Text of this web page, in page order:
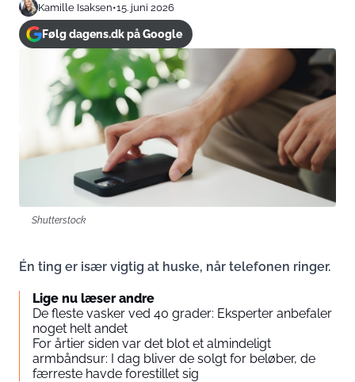
Kamille Isaksen•15. juni 2026
Følg dagens.dk på Google
Shutterstock
Én ting er især vigtig at huske, når telefonen ringer.
Lige nu læser andre
De fleste vasker ved 40 grader: Eksperter anbefaler
noget helt andet
For årtier siden var det blot et almindeligt
armbåndsur: I dag bliver de solgt for beløber, de
færreste havde forestillet sig